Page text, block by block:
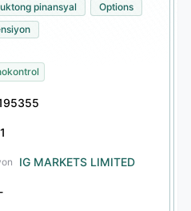
pinansyal
Options
IG MARKETS LIMITED